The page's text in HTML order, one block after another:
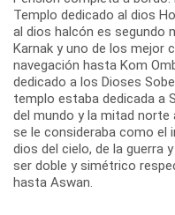
Templo dedicado al dios
al dios halcón es segundo
Karnak y uno de los mejor
navegación hasta Kom
dedicado a los Dioses
templo estaba dedicada a
del mundo y la mitad norte
se le consideraba como el
dios del cielo, de la guerra
ser doble y simétrico
hasta Aswan.